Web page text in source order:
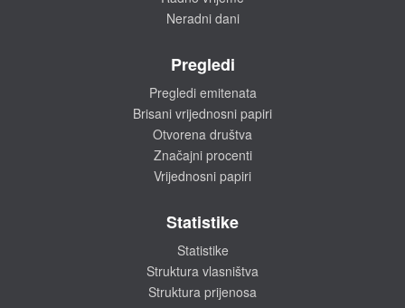
Neradni dani
Pregledi
Pregledi emitenata
Brisani vrijednosni papiri
Otvorena društva
Značajni procenti
Vrijednosni papiri
Statistike
Statistike
Struktura vlasništva
Struktura prijenosa